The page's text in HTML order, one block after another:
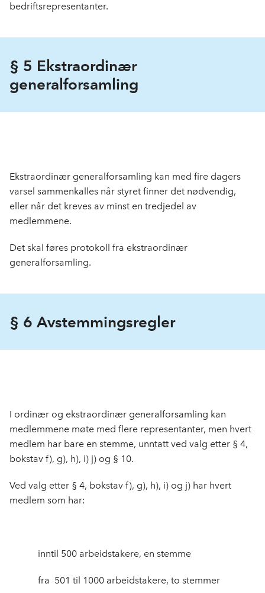
bedriftsrepresentanter.
§ 5 Ekstraordinær
generalforsamling
Ekstraordinær generalforsamling kan med fire dagers
varsel sammen­kalles når styret finner det nødvendig,
eller når det kreves av minst en tredjedel av
medlemmene.
Det skal føres protokoll fra ekstraordinær
generalforsamling.
§ 6 Avstemmingsregler
I ordinær og ekstraordinær generalforsamling kan
medlemmene møte med flere representanter, men hvert
medlem har bare en stemme, unntatt ved valg etter § 4,
bokstav f), g), h), i) j) og § 10.
Ved valg etter § 4, bokstav f), g), h), i) og j) har hvert
medlem som har:
inntil 500 arbeidstakere, en stemme
fra 501 til 1000 arbeids­takere, to stemmer